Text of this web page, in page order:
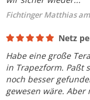
Fichtinger Matthias am
Netz
Habe eine große
in Trapezform. Paßt
noch besser
gewesen wäre. Aber